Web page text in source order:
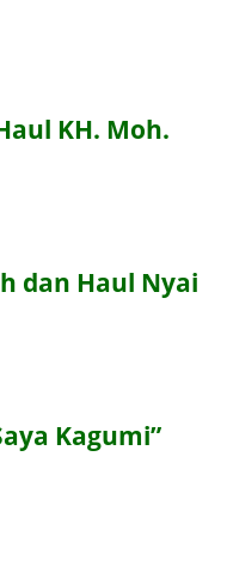
KH. Moh.
dan Haul Nyai
Kagumi”